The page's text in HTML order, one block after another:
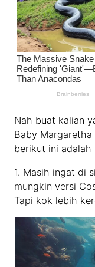
Nah buat kalian
Baby
berikut ini
1. Masih ingat di
mungkin versi
Tapi kok lebih